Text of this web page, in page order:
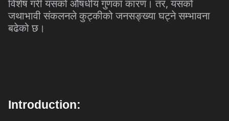
विशेष गरी यसको औषधीय गुणका कारण। तर,यसको
जथाभावी संकलनले कुट्कीको जनसङ्ख्या घट्ने सम्भावना
बढेको छ।
Introduction: